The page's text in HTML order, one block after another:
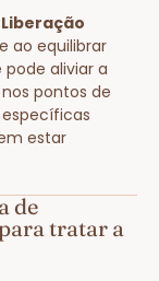
Liberação
ao equilibrar
aliviar a
pontos de
estar
de
tratar a